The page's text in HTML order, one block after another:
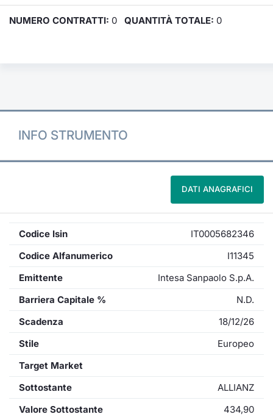
NUMERO CONTRATTI: 0 QUANTITÀ TOTALE: 0
INFO STRUMENTO
DATI ANAGRAFICI
Codice Isin
IT0005682346
Codice Alfanumerico
I11345
Emittente
Intesa Sanpaolo S.p.A.
Barriera Capitale %
N.D.
Scadenza
18/12/26
Stile
Europeo
Target Market
Sottostante
ALLIANZ
Valore Sottostante
434,90